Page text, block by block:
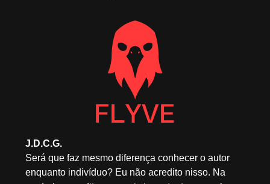
J.D.C.G.
Será que faz mesmo diferença conhecer o autor
enquanto indivíduo? Eu não acredito nisso. Na